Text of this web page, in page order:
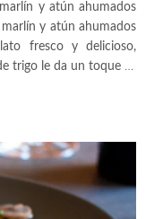
y atún ahumados
y atún ahumados
fresco y delicioso,
trigo le da un toque …